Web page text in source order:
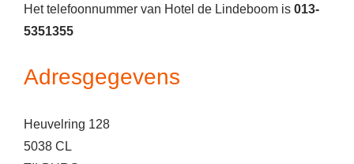
Het telefoonnummer van Hotel de Lindeboom is 013-
5351355
Adresgegevens
Heuvelring 128
5038 CL